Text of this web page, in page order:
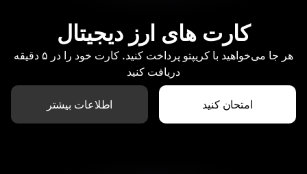
کارت های ارز دیجیتال
هر جا می‌خواهید با کریپتو پرداخت کنید. کارت خود را در ۵ دقیقه
دریافت کنید
امتحان کنید اطلاعات بیشتر